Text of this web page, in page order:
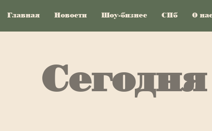
Главная Новости Шоу-бизнес СПб О